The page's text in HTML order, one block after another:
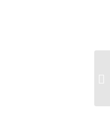
סיכום